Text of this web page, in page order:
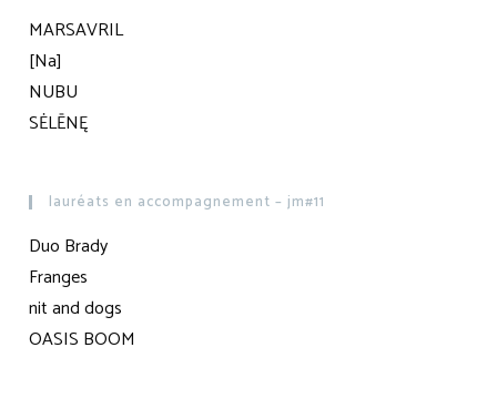
MARSAVRIL
[Na]
NUBU
SĖLĒNĘ
lauréats en accompagnement – jm#11
Duo Brady
Franges
nit and dogs
OASIS BOOM